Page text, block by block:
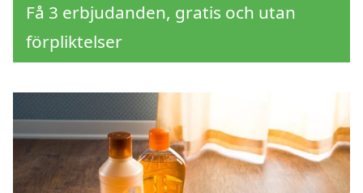
Få 3 erbjudanden, gratis och utan
förpliktelser